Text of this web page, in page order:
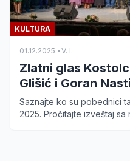
KULTURA
01.12.2025.•V. I.
Zlatni glas
Glišić i Goran
Saznajte ko su pobednici
2025. Pročitajte izveštaj